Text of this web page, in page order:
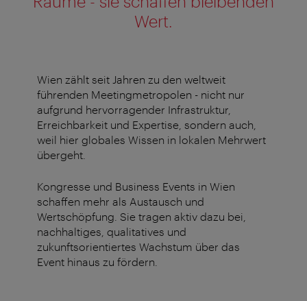
Wert.
Wien zählt seit Jahren zu den weltweit
führenden Meetingmetropolen - nicht nur
aufgrund hervorragender Infrastruktur,
Erreichbarkeit und Expertise, sondern auch,
weil hier globales Wissen in lokalen Mehrwert
übergeht.
Kongresse und Business Events in Wien
schaffen mehr als Austausch und
Wertschöpfung. Sie tragen aktiv dazu bei,
nachhaltiges, qualitatives und
zukunftsorientiertes Wachstum über das
Event hinaus zu fördern.